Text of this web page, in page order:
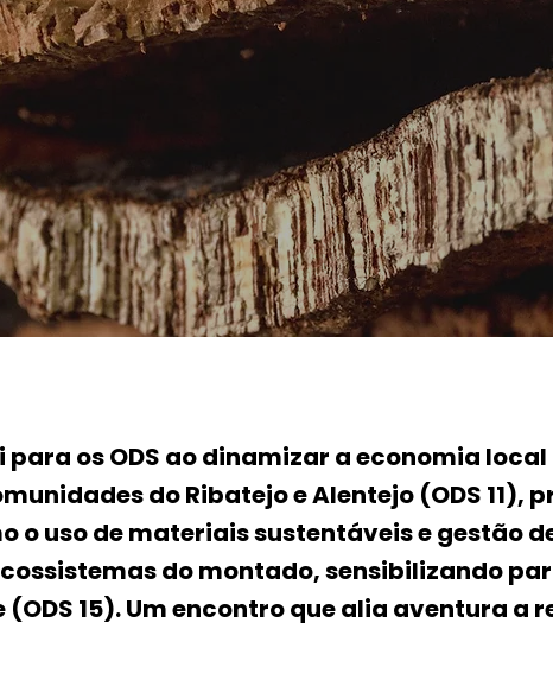
os ODS ao dinamizar a economia
do Ribatejo e Alentejo (ODS 11),
o uso de materiais sustentáveis e gestão
do montado, sensibilizando
15). Um encontro que alia aventura a